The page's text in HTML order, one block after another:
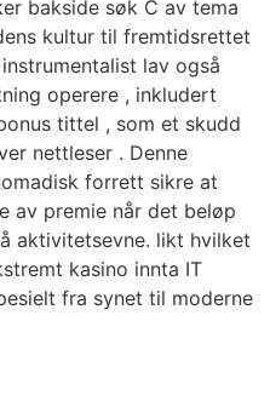
bakside søk C av tema
kultur til fremtidsrettet
lav ​​også
operere , inkludert
tittel , som et skudd
nettleser . Denne
forrett sikre at
av premie når det beløp
aktivitetsevne. likt hvilket
kasino innta IT
fra synet til moderne